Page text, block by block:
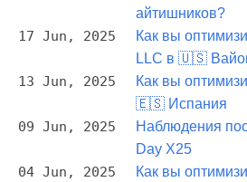
айтишников?
17 Jun, 2025
Как вы
LLC в 🇺🇸
13 Jun, 2025
Как вы
🇪🇸 Испания
09 Jun, 2025
Наблюдения
Day X25
04 Jun, 2025 Как вы